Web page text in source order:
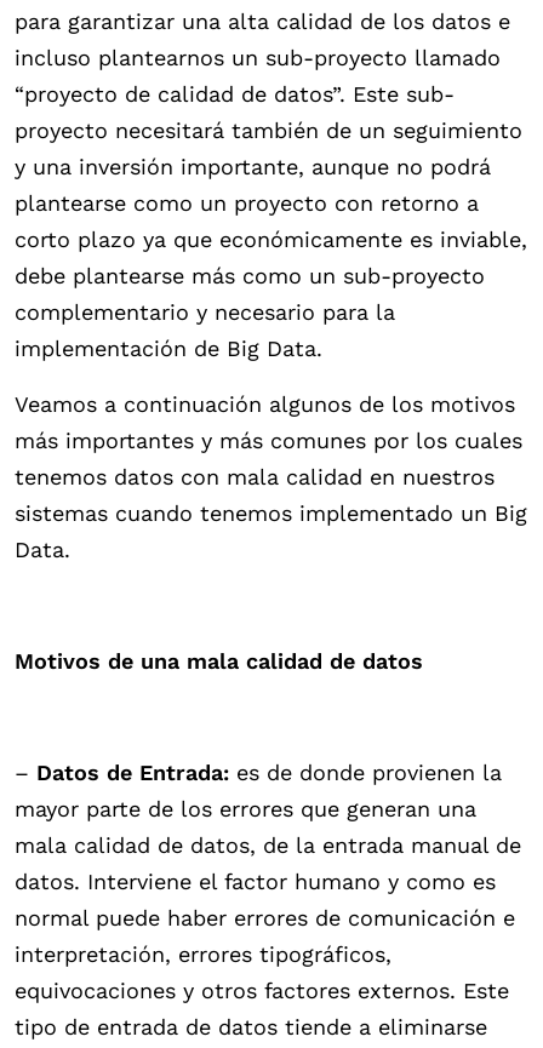
para garantizar una alta calidad de los datos e
incluso plantearnos un sub-proyecto llamado
“proyecto de calidad de datos”. Este sub-
proyecto necesitará también de un seguimiento
y una inversión importante, aunque no podrá
plantearse como un proyecto con retorno a
corto plazo ya que económicamente es inviable,
debe plantearse más como un sub-proyecto
complementario y necesario para la
implementación de Big Data.
Veamos a continuación algunos de los motivos
más importantes y más comunes por los cuales
tenemos datos con mala calidad en nuestros
sistemas cuando tenemos implementado un Big
Data.
Motivos de una mala calidad de datos
– Datos de Entrada: es de donde provienen la
mayor parte de los errores que generan una
mala calidad de datos, de la entrada manual de
datos. Interviene el factor humano y como es
normal puede haber errores de comunicación e
interpretación, errores tipográficos,
equivocaciones y otros factores externos. Este
tipo de entrada de datos tiende a eliminarse